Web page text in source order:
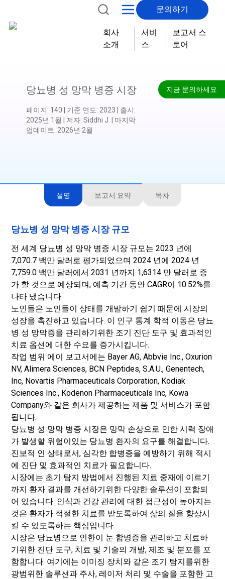
문의하기
회사
소개
서비
스
보고서 스
토어
지금 문의하세요
당뇨병 성 망막 병증 시장
페이지: 140 기준 연도: 2023 출시:
2025년 1월
저자: Siddhi J.
마지막
업데이트: 2026년 2월
설명 보고서 요약 목차
당뇨병 성 망막 병증 시장 규모
전 세계 당뇨병 성 망막 병증 시장 규모는 2023 년에
7,070.7 백만 달러로 평가되었으며 2024 년에 2024 년
7,759.0 백만 달러에서 2031 년까지 1,6314 만 달러로 증
가 할 것으로 예상되며, 예측 기간 동안 CAGR이 10.52%를
나타 냈습니다.
노인들은 노인들이 상태를 개발하기 쉽기 때문에 시장의
성장을 촉진하고 있습니다. 이 인구 통계 학적 이동은 당뇨
병 성 망막증을 관리하기위한 조기 진단 도구 및 효과적인
치료 옵션에 대한 수요를 증가시킵니다.
작업 범위 에이 보고서에는 Bayer AG, Abbvie Inc., Oxurion
NV, Alimera Sciences, BCN Peptides, S.A.U., Genentech,
Inc, Novartis Pharmaceuticals Corporation, Kodiak
Sciences Inc., Kodenon Pharmaceuticals Inc, Kowa
Company와 같은 회사가 제공하는 제품 및 서비스가 포함
됩니다.
당뇨병 성 망막 병증 시장은 망막 손상으로 인한 시력 장애
가 발생할 위험이있는 당뇨병 환자의 요구를 해결합니다.
진보적 인 상태로서, 심각한 합병증을 예방하기 위해 적시
에 진단 및 효과적인 치료가 필요합니다.
시장에는 초기 탐지 방법에서 진행된 치료 중재에 이르기
까지 환자 결과를 개선하기위한 다양한 솔루션이 포함되
어 있습니다. 인식과 건강 관리에 대한 접근성이 높아지는
것은 환자가 적절한 치료를 받도록하여 삶의 질을 향상시
킬 수 있도록하는 핵심입니다.
시장은 당뇨병으로 인한이 눈 합병증을 관리하고 치료하
기위한 진단 도구, 치료 및 기술의 개발, 제조 및 분포를 포
함합니다. 여기에는 이미징 장치와 같은 조기 탐지를위한
광범위한 솔루션과 주사, 레이저 처리 및 수술을 포함한 고